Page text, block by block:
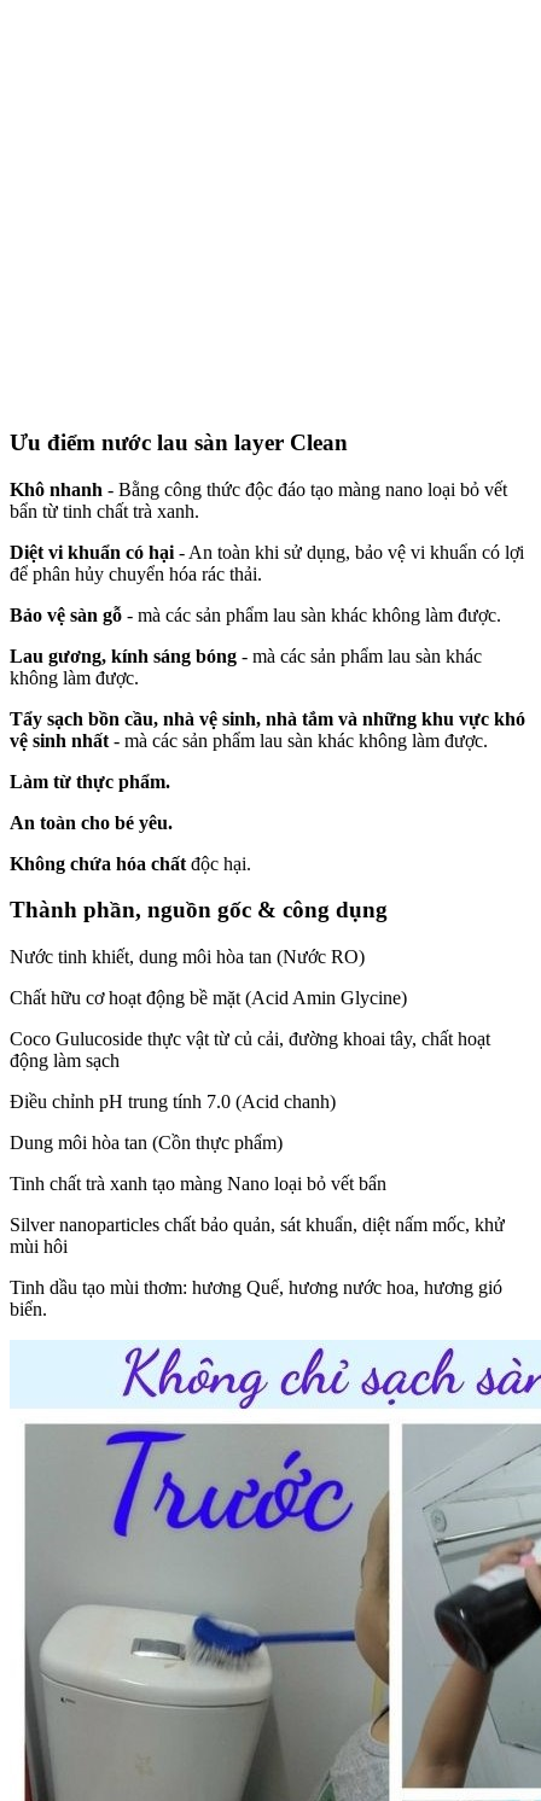
Ưu điểm nước lau sàn layer Clean
Khô nhanh - Bằng công thức độc đáo tạo màng nano loại bỏ vết
bẩn từ tinh chất trà xanh.
Diệt vi khuẩn có hại - An toàn khi sử dụng, bảo vệ vi khuẩn có lợi
để phân hủy chuyển hóa rác thải.
Bảo vệ sàn gỗ - mà các sản phẩm lau sàn khác không làm được.
Lau gương, kính sáng bóng - mà các sản phẩm lau sàn khác
không làm được.
Tẩy sạch bồn cầu, nhà vệ sinh, nhà tắm và những khu vực khó
vệ sinh nhất - mà các sản phẩm lau sàn khác không làm được.
Làm từ thực phẩm.
An toàn cho bé yêu.
Không chứa hóa chất độc hại.
Thành phần, nguồn gốc & công dụng
Nước tinh khiết, dung môi hòa tan (Nước RO)
Chất hữu cơ hoạt động bề mặt (Acid Amin Glycine)
Coco Gulucoside thực vật từ củ cải, đường khoai tây, chất hoạt
động làm sạch
Điều chỉnh pH trung tính 7.0 (Acid chanh)
Dung môi hòa tan (Cồn thực phẩm)
Tinh chất trà xanh tạo màng Nano loại bỏ vết bẩn
Silver nanoparticles chất bảo quản, sát khuẩn, diệt nấm mốc, khử
mùi hôi
Tinh dầu tạo mùi thơm: hương Quế, hương nước hoa, hương gió
biển.